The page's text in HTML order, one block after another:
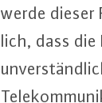
werde dieser
lich, dass